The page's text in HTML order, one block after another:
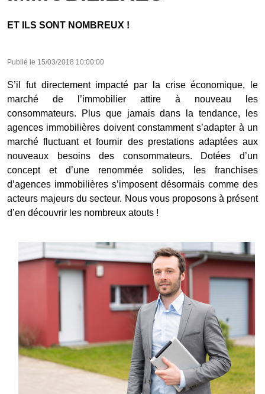
ET ILS SONT NOMBREUX !
Publié le 15/03/2018 10:00:00
S’il fut directement impacté par la crise économique, le
marché de l’immobilier attire à nouveau les
consommateurs. Plus que jamais dans la tendance, les
agences immobilières doivent constamment s’adapter à un
marché fluctuant et fournir des prestations adaptées aux
nouveaux besoins des consommateurs. Dotées d’un
concept et d’une renommée solides, les franchises
d’agences immobilières s’imposent désormais comme des
acteurs majeurs du secteur. Nous vous proposons à présent
d’en découvrir les nombreux atouts !